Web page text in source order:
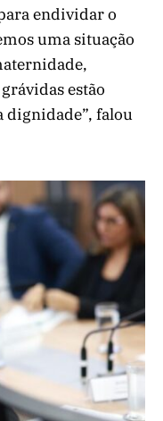
endividar o
uma situação
estão
dignidade”, falou